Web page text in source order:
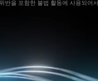
반을 포함한 불법 활동에 사용되어